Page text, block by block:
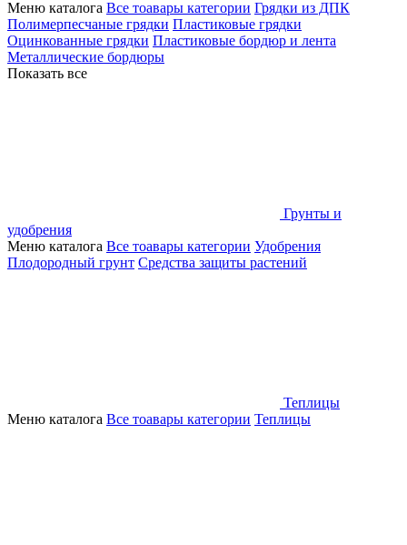
Меню каталога Все тоавары категории Грядки из ДПК
Полимерпесчаные грядки Пластиковые грядки
Оцинкованные грядки Пластиковые бордюр и лента
Металлические бордюры
Показать все
Грунты и
удобрения
Меню каталога Все тоавары категории Удобрения
Плодородный грунт Средства защиты растений
Теплицы
Меню каталога Все тоавары категории Теплицы